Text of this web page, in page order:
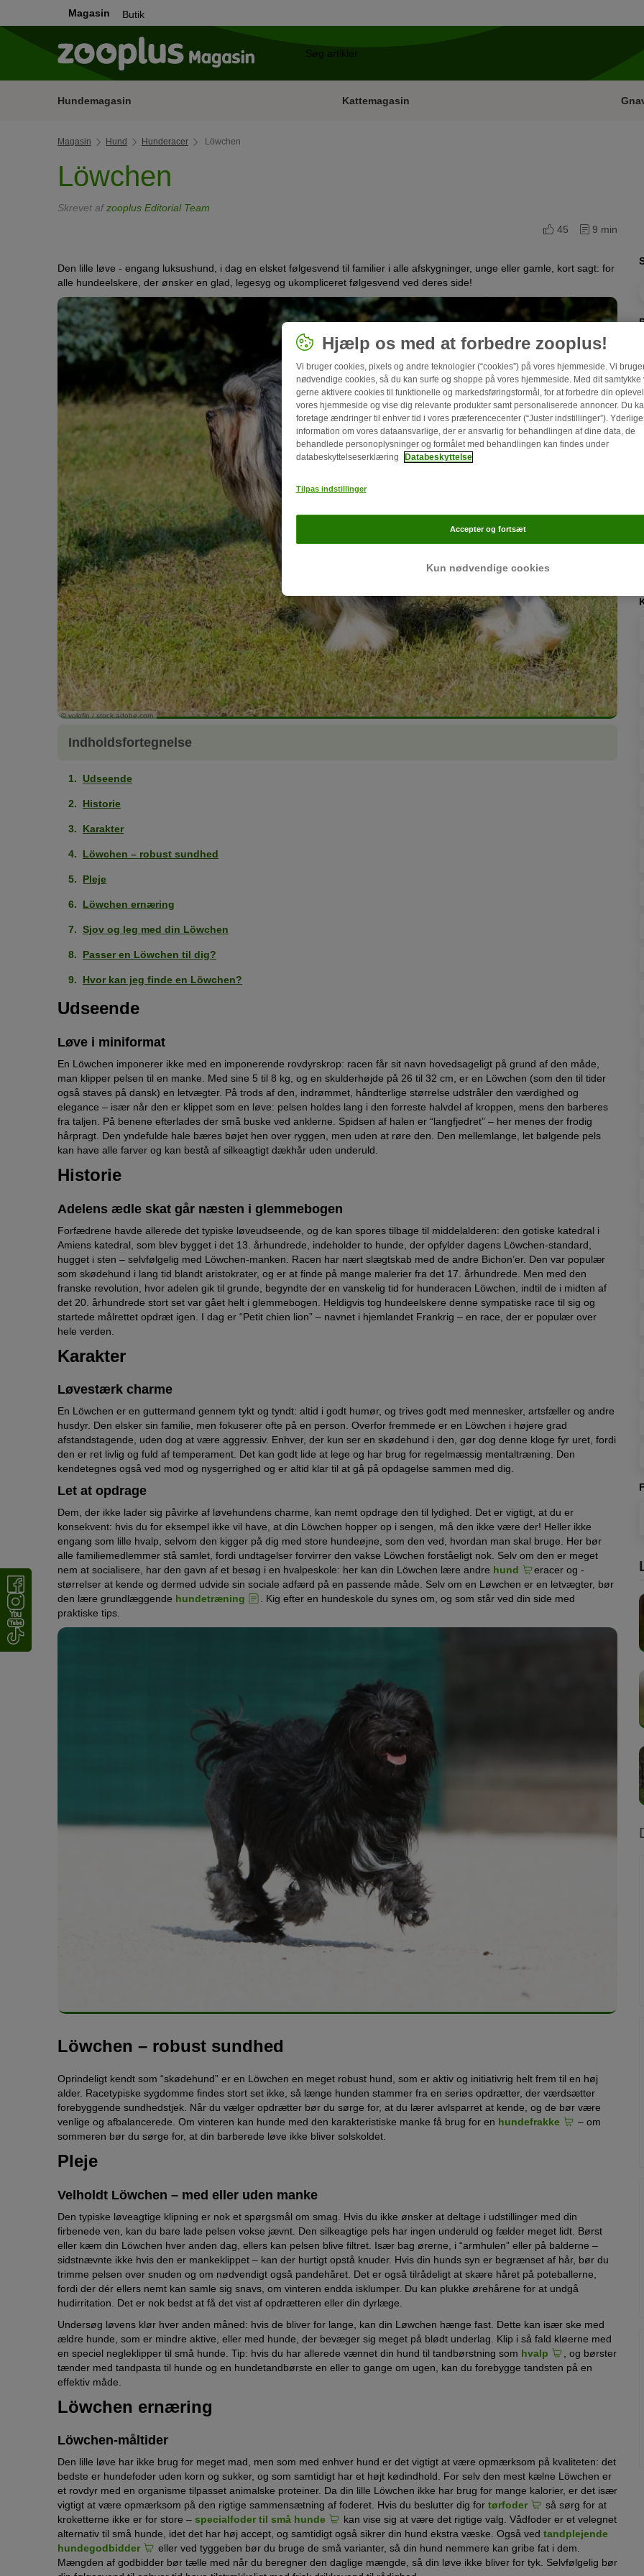
Magasin Butik
Hundemagasin Kattemagasin
Magasin Hund Hunderacer Löwchen
Löwchen
Skrevet afzooplus Editorial Team
45
9 min
Den lille løve - engang luksushund, i dag en elsket følgesvend til familier i alle afskygninger, unge eller gamle, kort sagt: for
alle hundeelskere, der ønsker en glad, legesyg og ukompliceret følgesvend ved deres side!
© volofin / stock.adobe.com
Indholdsfortegnelse
Udseende
Historie
Karakter
Löwchen – robust sundhed
Pleje
Löwchen ernæring
Sjov og leg med din Löwchen
Passer en Löwchen til dig?
Hvor kan jeg finde en Löwchen?
Udseende
Løve i miniformat
En Löwchen imponerer ikke med en imponerende rovdyrskrop: racen får sit navn hovedsageligt på grund af den måde,
man klipper pelsen til en manke. Med sine 5 til 8 kg, og en skulderhøjde på 26 til 32 cm, er en Löwchen (som den til tider
også staves på dansk) en letvægter. På trods af den, indrømmet, håndterlige størrelse udstråler den værdighed og
elegance – især når den er klippet som en løve: pelsen holdes lang i den forreste halvdel af kroppen, mens den barberes
fra taljen. På benene efterlades der små buske ved anklerne. Spidsen af halen er “langfjedret” – her menes der frodig
hårpragt. Den yndefulde hale bæres bøjet hen over ryggen, men uden at røre den. Den mellemlange, let bølgende pels
kan have alle farver og kan bestå af silkeagtigt dækhår uden underuld.
Historie
Adelens ædle skat går næsten i glemmebogen
Forfædrene havde allerede det typiske løveudseende, og de kan spores tilbage til middelalderen: den gotiske katedral i
Amiens katedral, som blev bygget i det 13. århundrede, indeholder to hunde, der opfylder dagens Löwchen-standard,
hugget i sten – selvfølgelig med Löwchen-manken. Racen har nært slægtskab med de andre Bichon’er. Den var populær
som skødehund i lang tid blandt aristokrater, og er at finde på mange malerier fra det 17. århundrede. Men med den
franske revolution, hvor adelen gik til grunde, begyndte der en vanskelig tid for hunderacen Löwchen, indtil de i midten af
det 20. århundrede stort set var gået helt i glemmebogen. Heldigvis tog hundeelskere denne sympatiske race til sig og
startede målrettet opdræt igen. I dag er “Petit chien lion” – navnet i hjemlandet Frankrig – en race, der er populær over
hele verden.
Karakter
Løvestærk charme
En Löwchen er en guttermand gennem tykt og tyndt: altid i godt humør, og trives godt med mennesker, artsfæller og andre
husdyr. Den elsker sin familie, men fokuserer ofte på en person. Overfor fremmede er en Löwchen i højere grad
afstandstagende, uden dog at være aggressiv. Enhver, der kun ser en skødehund i den, gør dog denne kloge fyr uret, fordi
den er ret livlig og fuld af temperament. Det kan godt lide at lege og har brug for regelmæssig mentaltræning. Den
kendetegnes også ved mod og nysgerrighed og er altid klar til at gå på opdagelse sammen med dig.
Let at opdrage
Dem, der ikke lader sig påvirke af løvehundens charme, kan nemt opdrage den til lydighed. Det er vigtigt, at du er
konsekvent: hvis du for eksempel ikke vil have, at din Löwchen hopper op i sengen, må den ikke være der! Heller ikke
engang som lille hvalp, selvom den kigger på dig med store hundeøjne, som den ved, hvordan man skal bruge. Her bør
alle familiemedlemmer stå samlet, fordi undtagelser forvirrer den vakse Löwchen forståeligt nok. Selv om den er meget
nem at socialisere, har den gavn af et besøg i en hvalpeskole: her kan din Löwchen lære andre hund
eracer og -
størrelser at kende og dermed udvide sin sociale adfærd på en passende måde. Selv om en Løwchen er en letvægter, bør
den lære grundlæggende hundetræning
. Kig efter en hundeskole du synes om, og som står ved din side med
praktiske tips.
Löwchen – robust sundhed
Oprindeligt kendt som “skødehund” er en Löwchen en meget robust hund, som er aktiv og initiativrig helt frem til en høj
alder. Racetypiske sygdomme findes stort set ikke, så længe hunden stammer fra en seriøs opdrætter, der værdsætter
forebyggende sundhedstjek. Når du vælger opdrætter bør du sørge for, at du lærer avlsparret at kende, og de bør være
venlige og afbalancerede. Om vinteren kan hunde med den karakteristiske manke få brug for en hundefrakke
– om
sommeren bør du sørge for, at din barberede løve ikke bliver solskoldet.
Pleje
Velholdt Löwchen – med eller uden manke
Den typiske løveagtige klipning er nok et spørgsmål om smag. Hvis du ikke ønsker at deltage i udstillinger med din
firbenede ven, kan du bare lade pelsen vokse jævnt. Den silkeagtige pels har ingen underuld og fælder meget lidt. Børst
eller kæm din Löwchen hver anden dag, ellers kan pelsen blive filtret. Især bag ørerne, i “armhulen” eller på balderne –
sidstnævnte ikke hvis den er mankeklippet – kan der hurtigt opstå knuder. Hvis din hunds syn er begrænset af hår, bør du
trimme pelsen over snuden og om nødvendigt også pandehåret. Det er også tilrådeligt at skære håret på poteballerne,
fordi der dér ellers nemt kan samle sig snavs, om vinteren endda isklumper. Du kan plukke ørehårene for at undgå
hudirritation. Det er nok bedst at få det vist af opdrætteren eller din dyrlæge.
Undersøg løvens klør hver anden måned: hvis de bliver for lange, kan din Løwchen hænge fast. Dette kan især ske med
ældre hunde, som er mindre aktive, eller med hunde, der bevæger sig meget på blødt underlag. Klip i så fald kløerne med
en speciel negleklipper til små hunde. Tip: hvis du har allerede vænnet din hund til tandbørstning som hvalp
, og børster
tænder med tandpasta til hunde og en hundetandbørste en eller to gange om ugen, kan du forebygge tandsten på en
effektiv måde.
Löwchen ernæring
Löwchen-måltider
Den lille løve har ikke brug for meget mad, men som med enhver hund er det vigtigt at være opmærksom på kvaliteten: det
bedste er hundefoder uden korn og sukker, og som samtidigt har et højt kødindhold. For selv den mest kælne Löwchen er
et rovdyr med en organisme tilpasset animalske proteiner. Da din lille Löwchen ikke har brug for mange kalorier, er det især
vigtigt at være opmærksom på den rigtige sammensætning af foderet. Hvis du beslutter dig for tørfoder
så sørg for at
kroketterne ikke er for store – specialfoder til små hunde
kan vise sig at være det rigtige valg. Vådfoder er et velegnet
alternativ til små hunde, idet det har høj accept, og samtidigt også sikrer din hund ekstra væske. Også ved tandplejende
hundegodbidder
eller ved tyggeben bør du bruge de små varianter, så din hund nemmere kan gribe fat i dem.
Mængden af godbidder bør tælle med når du beregner den daglige mængde, så din løve ikke bliver for tyk. Selvfølgelig bør
Hjælp os med at forbedre zooplus!
Vi bruger cookies, pixels og andre teknologier (“cookies”) på vores hjemmeside. Vi
nødvendige cookies, så du kan surfe og shoppe på vores hjemmeside. Med dit samtykke
gerne aktivere cookies til funktionelle og markedsføringsformål, for at forbedre din
vores hjemmeside og vise dig relevante produkter samt personaliserede annoncer. Du
foretage ændringer til enhver tid i vores præferencecenter (“Juster indstillinger”).
information om vores dataansvarlige, der er ansvarlig for behandlingen af ​​dine data, de
behandlede personoplysninger og formålet med behandlingen kan findes under
databeskyttelseserklæring
Databeskyttelse
Tilpas indstillinger
Kun nødvendige cookies
Accepter og fortsæt